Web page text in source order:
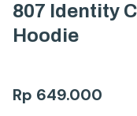
807 Identity
Hoodie
Rp 649.000